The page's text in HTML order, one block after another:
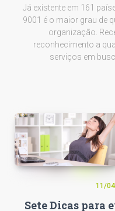
Já existente em 161
9001 é o maior grau de
organização.
reconhecimento a
serviços em
11/
Sete Dicas para